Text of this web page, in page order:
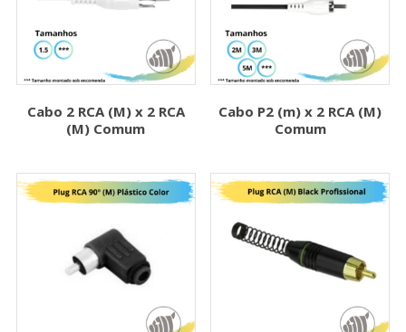
Cabo 2 RCA (M) x 2 RCA
(M) Comum
Cabo P2 (m) x 2 RCA (M)
Comum